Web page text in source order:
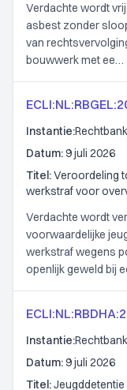
Verdachte wordt
asbest zonder
van
bouwwerk met ee…
Instantie:
Datum:9 juli 2026
Titel:Veroordeling
werkstraf voor
Verdachte wordt
voorwaardelijke
werkstraf wegens
openlijk geweld bij
Instantie:
Datum:9 juli 2026
Titel: